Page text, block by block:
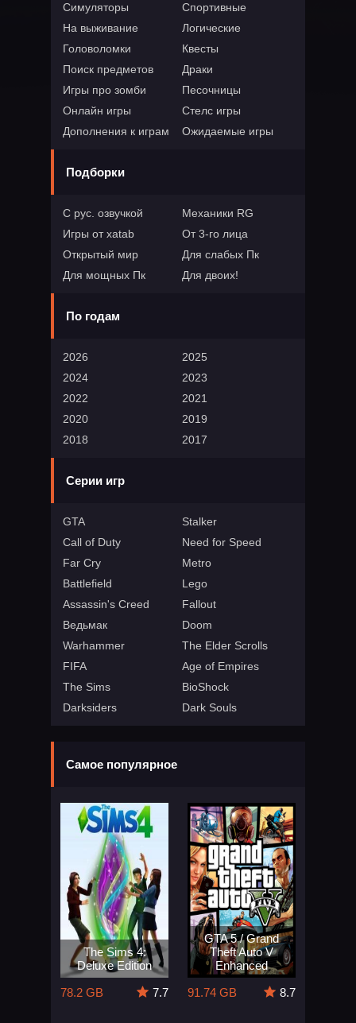
Симуляторы
Спортивные
На выживание
Логические
Головоломки
Квесты
Поиск предметов
Драки
Игры про зомби
Песочницы
Онлайн игры
Стелс игры
Дополнения к играм
Ожидаемые игры
Подборки
С рус. озвучкой
Механики RG
Игры от xatab
От 3-го лица
Открытый мир
Для слабых Пк
Для мощных Пк
Для двоих!
По годам
2026
2025
2024
2023
2022
2021
2020
2019
2018
2017
Серии игр
GTA
Stalker
Call of Duty
Need for Speed
Far Cry
Metro
Battlefield
Lego
Assassin's Creed
Fallout
Ведьмак
Doom
Warhammer
The Elder Scrolls
FIFA
Age of Empires
The Sims
BioShock
Darksiders
Dark Souls
Самое популярное
The Sims 4:
Deluxe Edition
78.2 GB
7.7
GTA 5 / Grand
Theft Auto V
Enhanced
91.74 GB
8.7